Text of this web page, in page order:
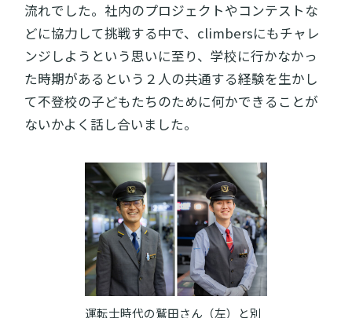
流れでした。社内のプロジェクトやコンテストな
どに協力して挑戦する中で、climbersにもチャレ
ンジしようという思いに至り、学校に行かなかっ
た時期があるという２人の共通する経験を生かし
て不登校の子どもたちのために何かできることが
ないかよく話し合いました。
運転士時代の鷲田さん（左）と別